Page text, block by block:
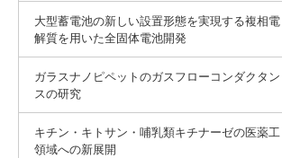
大型蓄電池の新しい設置形態を実現する複相電
解質を用いた全固体電池開発
ガラスナノピペットのガスフローコンダクタン
スの研究
キチン・キトサン・哺乳類キチナーゼの医薬工
領域への新展開